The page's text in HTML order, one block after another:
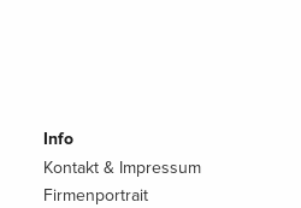
Info
Kontakt & Impressum
Firmenportrait